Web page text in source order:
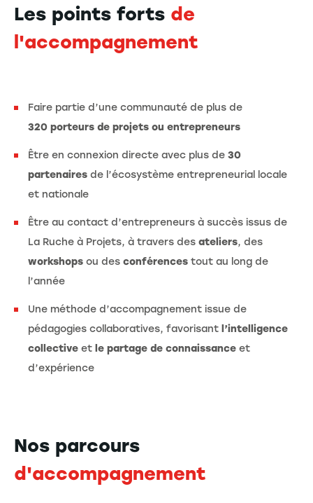
Les points forts de
l'accompagnement
Faire partie d’une communauté de plus de
320 porteurs de projets ou entrepreneurs
Être en connexion directe avec plus de 30
partenaires de l’écosystème entrepreneurial locale
et nationale
Être au contact d’entrepreneurs à succès issus de
La Ruche à Projets, à travers des ateliers, des
workshops ou des conférences tout au long de
l’année
Une méthode d’accompagnement issue de
pédagogies collaboratives, favorisant l’intelligence
collective et le partage de connaissance et
d’expérience
Nos parcours
d'accompagnement